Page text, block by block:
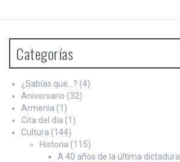
Categorías
¿Sabías que…? (4)
Aniversario (32)
Armenia (1)
Cita del día (1)
Cultura (144)
Historia (115)
A 40 años de la última dictadura